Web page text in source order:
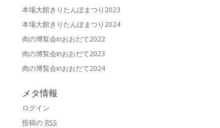
本場大館きりたんぽまつり2023
本場大館きりたんぽまつり2024
肉の博覧会inおおだて2022
肉の博覧会inおおだて2023
肉の博覧会inおおだて2024
メタ情報
ログイン
投稿の RSS